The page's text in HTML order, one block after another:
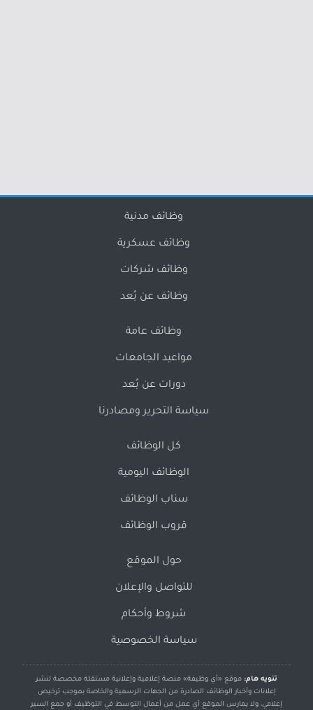
وظائف مدنية
وظائف عسكرية
وظائف شركات
وظائف عن بُعد
وظائف عامة
مواعيد الجامعات
دورات عن بُعد
سياسة التحرير ومصادرنا
كل الوظائف
الوظائف اليومية
سناب الوظائف
قروب الوظائف
حول الموقع
للتواصل والإعلان
شروط وأحكام
سياسة الخصوصية
تنويه هام: موقع «أي وظيفة» منصة إعلامية وإعلانية مستقلة مخصصة لنشر
إعلانات وأخبار الوظائف الصادرة من الجهات الرسمية والخاصة بموجب ترخيص
إعلامي، ولا يمارس الموقع أي عمل من أعمال التوسط في التوظيف أو جمع السير